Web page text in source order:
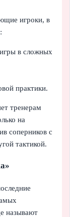
игроки, в
игры в сложных
практики.
тренерам
на
соперников с
тактикой.
называют